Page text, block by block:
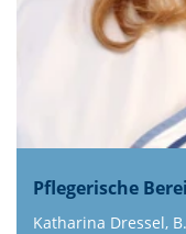
Pflegerische
Katharina Dressel,